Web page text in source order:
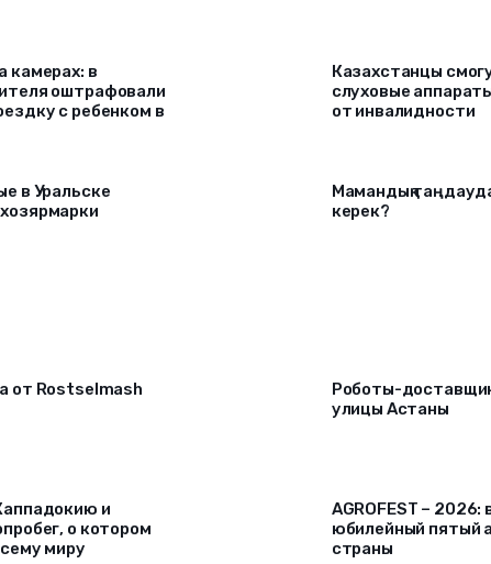
камерах: в
оштрафовали
с ребенком в
Казахстанцы
слуховые
от инвалидности
в Уральске
Мамандық таңдауда
керек?
от Rostselmash
Роботы-
улицы Астаны
и
о котором
миру
AGROFEST – 2026:
юбилейный пятый
страны